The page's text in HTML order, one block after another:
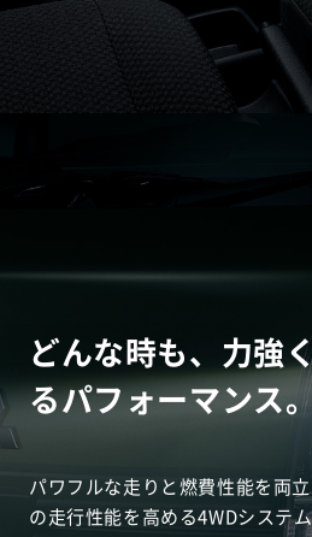
どんな時も、力強
るパフォーマンス
パワフルな走りと燃費性能を両
の走行性能を高める4WDシステ